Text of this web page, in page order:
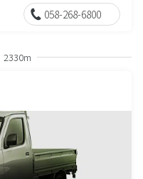
058-268-6800
2330m